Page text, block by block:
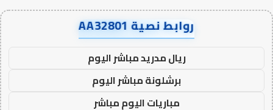
روابط نصية AA32801
ريال مدريد مباشر اليوم
برشلونة مباشر اليوم
مباريات اليوم مباشر